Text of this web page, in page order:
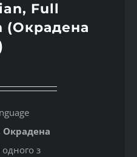
Full
(Окрадена
Окрадена
з